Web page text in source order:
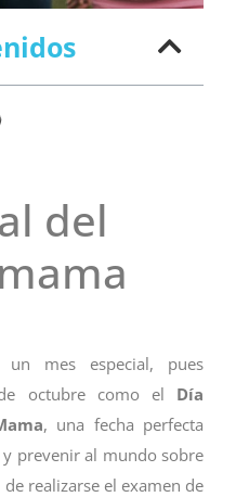
del
mes especial, pues
octubre como el Día
, una fecha perfecta
prevenir al mundo sobre
realizarse el examen de